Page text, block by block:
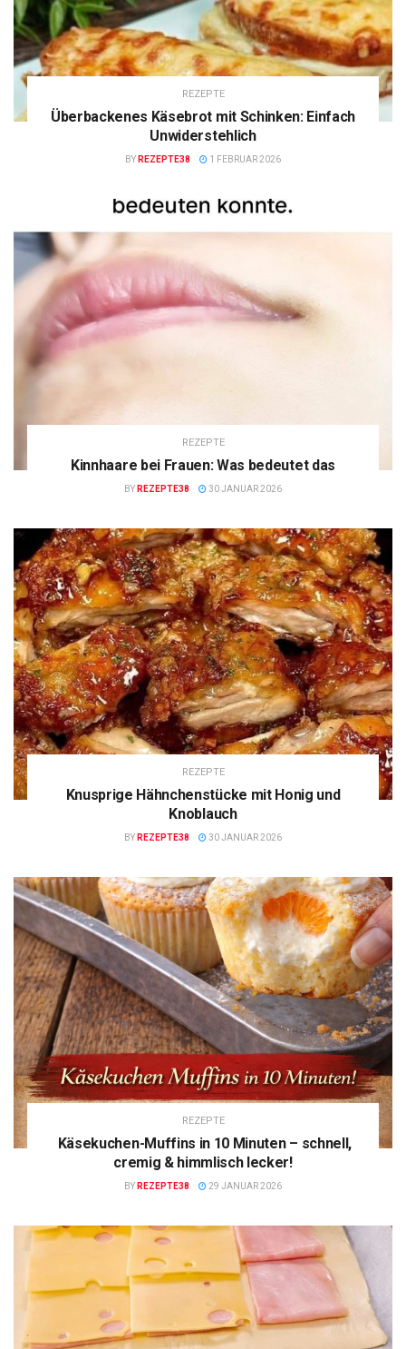
REZEPTE
Überbackenes Käsebrot mit Schinken: Einfach
Unwiderstehlich
BY REZEPTE38 1 FEBRUAR 2026
REZEPTE
Kinnhaare bei Frauen: Was bedeutet das
BY REZEPTE38 30 JANUAR 2026
REZEPTE
Knusprige Hähnchenstücke mit Honig und
Knoblauch
BY REZEPTE38 30 JANUAR 2026
REZEPTE
Käsekuchen-Muffins in 10 Minuten – schnell,
cremig & himmlisch lecker!
BY REZEPTE38 29 JANUAR 2026